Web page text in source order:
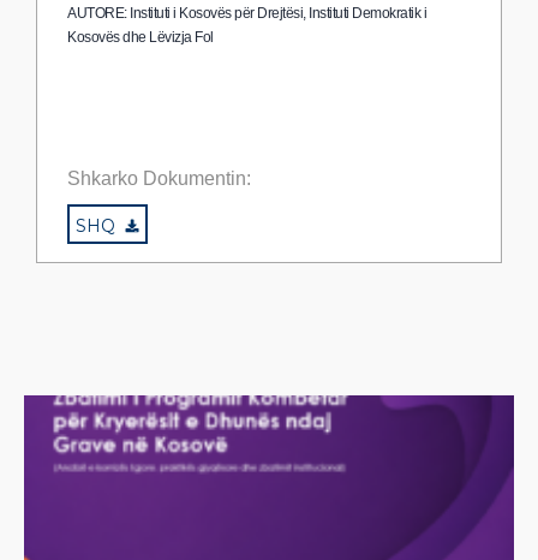
AUTORE: Instituti i Kosovës për Drejtësi, Instituti Demokratik i
Kosovës dhe Lëvizja Fol
Shkarko Dokumentin:
SHQ